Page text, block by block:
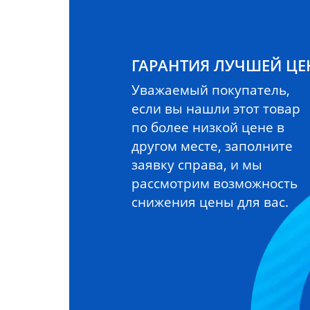
ГАРАНТИЯ ЛУЧШЕЙ
Уважаемый покупатель,
если вы нашли этот товар
по более низкой цене в
другом месте, заполните
заявку справа, и мы
рассмотрим возможность
снижения цены для вас.